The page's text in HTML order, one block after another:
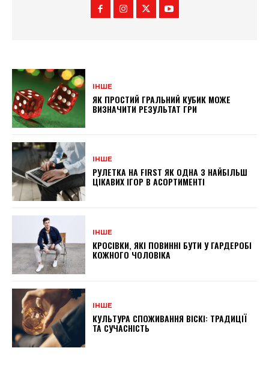
ІНШЕ
ЯК ПРОСТИЙ ГРАЛЬНИЙ КУБИК МОЖЕ
ВИЗНАЧИТИ РЕЗУЛЬТАТ ГРИ
ІНШЕ
РУЛЕТКА НА FIRST ЯК ОДНА З НАЙБІЛЬШ
ЦІКАВИХ ІГОР В АСОРТИМЕНТІ
ІНШЕ
КРОСІВКИ, ЯКІ ПОВИННІ БУТИ У ГАРДЕРОБІ
КОЖНОГО ЧОЛОВІКА
ІНШЕ
КУЛЬТУРА СПОЖИВАННЯ ВІСКІ: ТРАДИЦІЇ
ТА СУЧАСНІСТЬ